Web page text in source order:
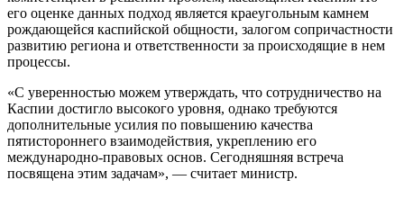
его оценке данных подход является краеугольным камнем
рождающейся каспийской общности, залогом сопричастности
развитию региона и ответственности за происходящие в нем
процессы.
«С уверенностью можем утверждать, что сотрудничество на
Каспии достигло высокого уровня, однако требуются
дополнительные усилия по повышению качества
пятистороннего взаимодействия, укреплению его
международно-правовых основ. Сегодняшняя встреча
посвящена этим задачам», — считает министр.